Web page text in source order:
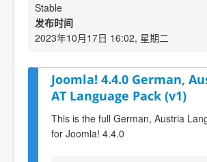
Stable
发布时间
2023年10月17日 16:02, 星期二
Joomla! 4.4.0 German,
AT Language Pack (v1)
This is the full German, Austria
for Joomla! 4.4.0